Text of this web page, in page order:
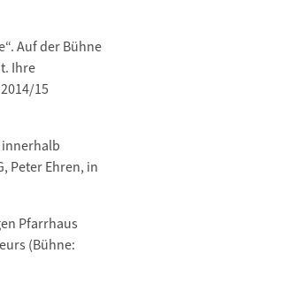
Auf der Bühne
Ihre
15
innerhalb
Peter Ehren, in
Pfarrhaus
(Bühne: